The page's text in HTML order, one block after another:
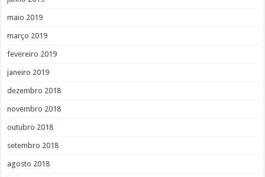
maio 2019
março 2019
fevereiro 2019
janeiro 2019
dezembro 2018
novembro 2018
outubro 2018
setembro 2018
agosto 2018